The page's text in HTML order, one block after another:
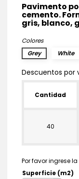
Pavimento
cemento.
gris, blanco,
Colores
Grey
White
Descuentos por
Cantidad
40
Por favor ingrese
Superficie (m2)